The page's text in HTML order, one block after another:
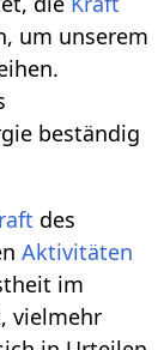
um unserem
beständig
des
Aktivitäten
im
vielmehr